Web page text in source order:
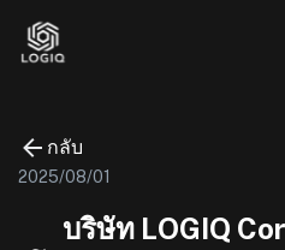
กลับ
2025/08/01
บริษัท LOGIQ